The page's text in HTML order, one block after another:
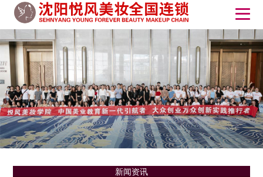
新闻资讯